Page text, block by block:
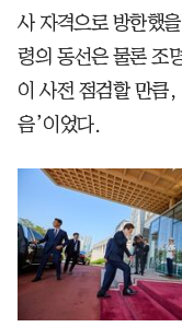
사 자격으로 방한했
령의 동선은 물론 조
이 사전 점검할 만큼,
음’이었다.